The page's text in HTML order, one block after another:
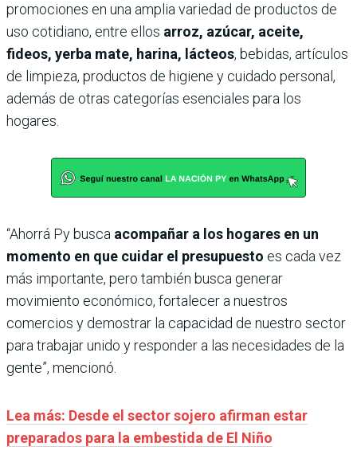
promociones en una amplia variedad de productos de
uso cotidiano, entre ellos arroz, azúcar, aceite,
fideos, yerba mate, harina, lácteos, bebidas, artículos
de limpieza, productos de higiene y cuidado personal,
además de otras categorías esenciales para los
hogares.
“Ahorrá Py busca acompañar a los hogares en un
momento en que cuidar el presupuesto es cada vez
más importante, pero también busca generar
movimiento económico, fortalecer a nuestros
comercios y demostrar la capacidad de nuestro sector
para trabajar unido y responder a las necesidades de la
gente”, mencionó.
Lea más: Desde el sector sojero afirman estar
preparados para la embestida de El Niño